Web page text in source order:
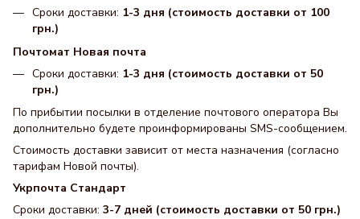
Сроки доставки: 1-3 дня (стоимость доставки от 100
грн.)
Почтомат Новая почта
Сроки доставки: 1-3 дня (стоимость доставки от 50
грн.)
По прибытии посылки в отделение почтового оператора Вы
дополнительно будете проинформированы SMS-сообщением.
Стоимость доставки зависит от места назначения (согласно
тарифам Новой почты).
Укрпочта Стандарт
Сроки доставки: 3-7 дней (стоимость доставки от 50 грн.)